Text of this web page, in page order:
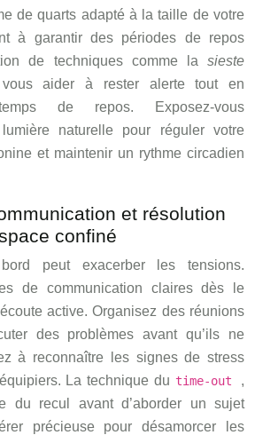
de quarts adapté à la taille de votre
à garantir des périodes de repos
de techniques comme la sieste
aider à rester alerte tout en
de repos. Exposez-vous
naturelle pour réguler votre
et maintenir un rythme circadien
et résolution
confiné
peut exacerber les tensions.
de communication claires dès le
active. Organisez des réunions
des problèmes avant qu’ils ne
à reconnaître les signes de stress
La technique du time-out ,
du recul avant d’aborder un sujet
précieuse pour désamorcer les